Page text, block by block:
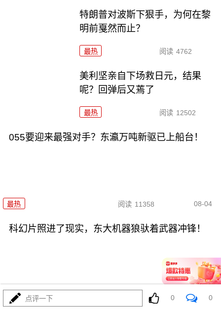
特朗普对波斯下狠手，为何在黎
明前戛然而止？
最热 阅读 4762
美利坚亲自下场救日元，结果
呢？回弹后又蔫了
最热 阅读 12502
055要迎来最强对手？东瀛万吨新驱已上船台！
最热 阅读 11358 08-04
科幻片照进了现实，东大机器狼驮着武器冲锋！
最热 8883 08-04
点评一下 0 0